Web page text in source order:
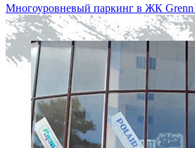
Многоуровневый паркинг в ЖК Grenn